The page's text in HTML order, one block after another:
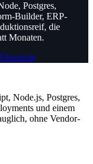
Postgres,
Builder, ERP-
die
Monaten.
Node.js, Postgres,
und einem
ohne Vendor-